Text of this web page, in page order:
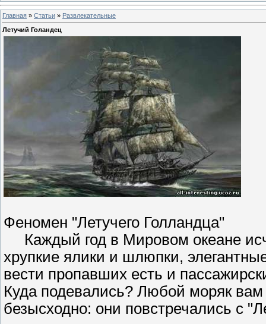
Главная » Статьи » Развлекательные
Летучий Голандец
Феномен "Летучего Голландца"
Каждый год в Мировом океане
хрупкие ялики и шлюпки,
вести пропавших есть и
Куда подевались? Любой моряк вам
безысходно: они повстречались с